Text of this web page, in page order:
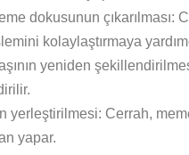
dokusunun çıkarılması:
kolaylaştırmaya
yeniden
yerleştirilmesi: Cerrah,
yapar.